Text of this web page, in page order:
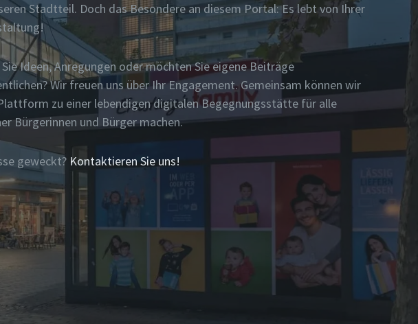
Stadtteil. Doch das Besondere an diesem Portal: Es lebt von Ihrer
Sie Ideen, Anregungen oder möchten Sie eigene Beiträge
Wir freuen uns über Ihr Engagement. Gemeinsam können wir
zu einer lebendigen digitalen Begegnungsstätte für alle
Bürgerinnen und Bürger machen.
geweckt? Kontaktieren Sie uns!